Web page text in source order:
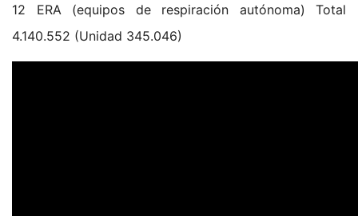
12 ERA (equipos de respiración autónoma) Total
4.140.552 (Unidad 345.046)